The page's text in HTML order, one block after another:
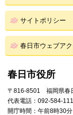
サイトポリシー
春日市ウェブア
春日市役所
〒816-8501 福岡県春
代表電話：092-584-
開庁時間：午前8時30